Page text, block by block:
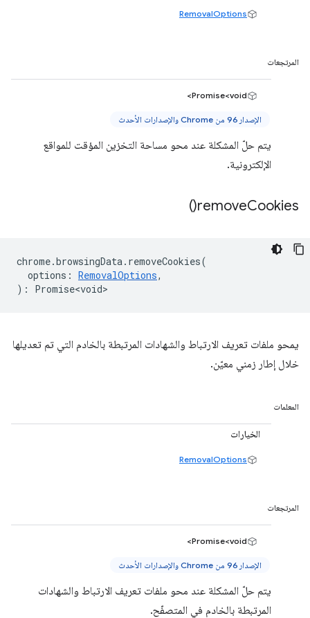
RemovalOptions
المرتجعات
Promise<void>
الإصدار 96 من Chrome والإصدارات الأحدث
يتم حلّ المشكلة عند محو مساحة التخزين المؤقت للمواقع
الإلكترونية.
removeCookies(
)
chrome.browsingData. removeCookies(
options : RemovalOptions,
) : Promise<void>
يمحو ملفات تعريف الارتباط والشهادات المرتبطة بالخادم التي تم تعديلها
خلال إطار زمني معيّن.
المعلمات
الخيارات
RemovalOptions
المرتجعات
Promise<void>
الإصدار 96 من Chrome والإصدارات الأحدث
يتم حلّ المشكلة عند محو ملفات تعريف الارتباط والشهادات
المرتبطة بالخادم في المتصفّح.